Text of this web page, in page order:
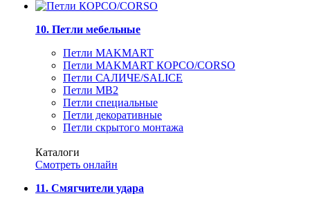
10. Петли мебельные
Петли MAKMART
Петли MAKMART КОРСО/CORSO
Петли САЛИЧЕ/SALICE
Петли MB2
Петли специальные
Петли декоративные
Петли скрытого монтажа
Каталоги
Смотреть онлайн
11. Смягчители удара